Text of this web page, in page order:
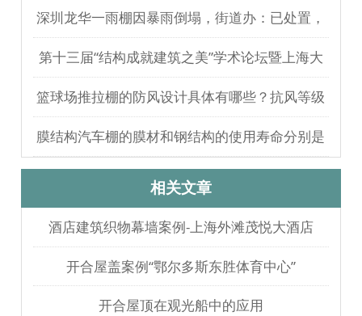
满完成
深圳龙华一雨棚因暴雨倒塌，街道办：已处置，
无人员伤亡
第十三届“结构成就建筑之美”学术论坛暨上海大
歌剧院观摩
篮球场推拉棚的防风设计具体有哪些？抗风等级
如何测试验证？
膜结构汽车棚的膜材和钢结构的使用寿命分别是
多久？
相关文章
酒店建筑织物幕墙案例-上海外滩茂悦大酒店
开合屋盖案例“鄂尔多斯东胜体育中心”
开合屋顶在观光船中的应用